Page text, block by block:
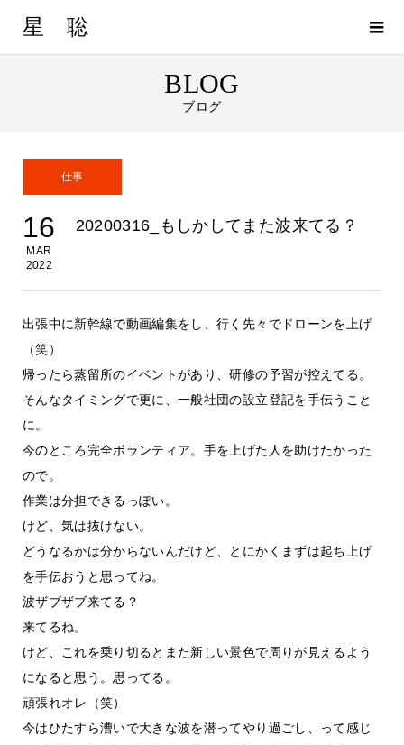
星 聡
BLOG
ブログ
仕事
16
MAR
2022
20200316_もしかしてまた波来てる？
出張中に新幹線で動画編集をし、行く先々でドローンを上げ
（笑）
帰ったら蒸留所のイベントがあり、研修の予習が控えてる。
そんなタイミングで更に、一般社団の設立登記を手伝うこと
に。
今のところ完全ボランティア。手を上げた人を助けたかった
ので。
作業は分担できるっぽい。
けど、気は抜けない。
どうなるかは分からないんだけど、とにかくまずは起ち上げ
を手伝おうと思ってね。
波ザブザブ来てる？
来てるね。
けど、これを乗り切るとまた新しい景色で周りが見えるよう
になると思う。思ってる。
頑張れオレ（笑）
今はひたすら漕いで大きな波を潜ってやり過ごし、って感じ